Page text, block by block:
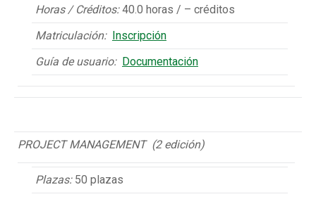
Horas / Créditos:40.0 horas / – créditos
Matriculación:
Inscripción
Guía de usuario: Documentación
PROJECT MANAGEMENT (2 edición)
Plazas: 50 plazas